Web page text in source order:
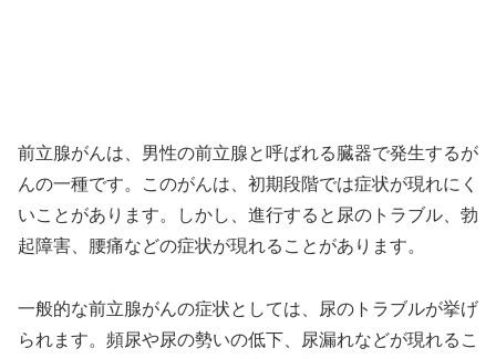
前立腺がんは、男性の前立腺と呼ばれる臓器で発生するが
んの一種です。このがんは、初期段階では症状が現れにく
いことがあります。しかし、進行すると尿のトラブル、勃
起障害、腰痛などの症状が現れることがあります。
一般的な前立腺がんの症状としては、尿のトラブルが挙げ
られます。頻尿や尿の勢いの低下、尿漏れなどが現れるこ